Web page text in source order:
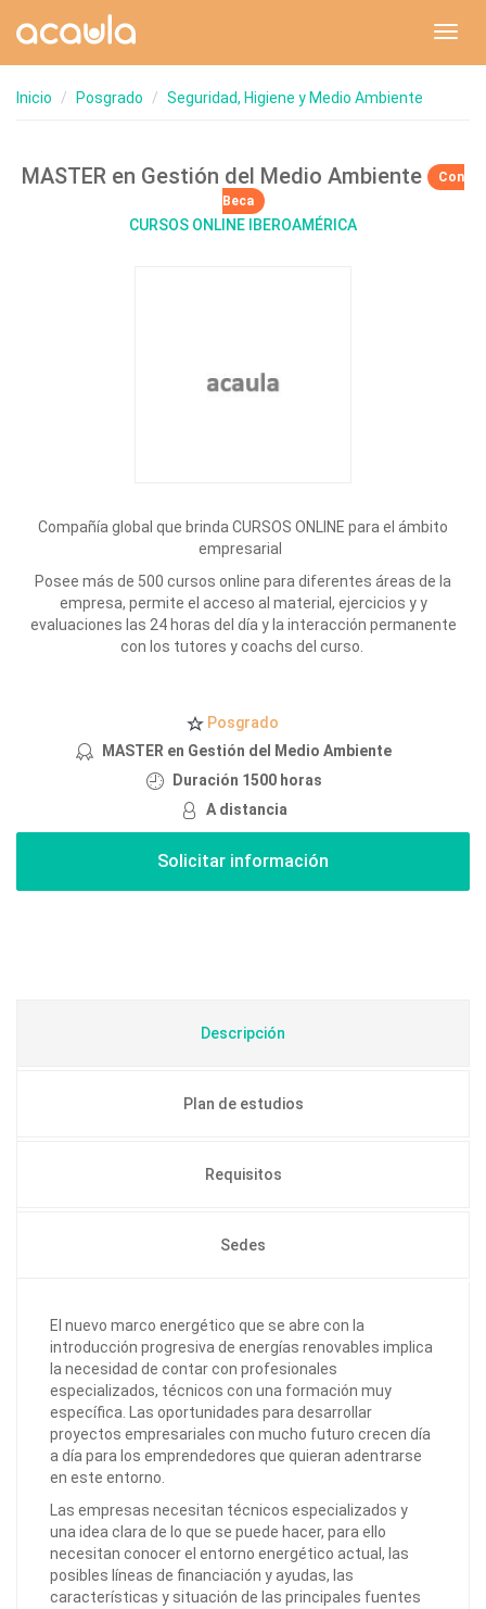
Inicio Posgrado Seguridad, Higiene y Medio Ambiente
MASTER en Gestión del Medio Ambiente
Con
Beca
CURSOS ONLINE IBEROAMÉRICA
Compañía global que brinda CURSOS ONLINE para el ámbito
empresarial
Posee más de 500 cursos online para diferentes áreas de la
empresa, permite el acceso al material, ejercicios y y
evaluaciones las 24 horas del día y la interacción permanente
con los tutores y coachs del curso.
Posgrado
MASTER en Gestión del Medio Ambiente
Duración 1500 horas
A distancia
Descripción
Plan de estudios
Requisitos
Sedes
El nuevo marco energético que se abre con la
introducción progresiva de energías renovables implica
la necesidad de contar con profesionales
especializados, técnicos con una formación muy
específica. Las oportunidades para desarrollar
proyectos empresariales con mucho futuro crecen día
a día para los emprendedores que quieran adentrarse
en este entorno.
Las empresas necesitan técnicos especializados y
una idea clara de lo que se puede hacer, para ello
necesitan conocer el entorno energético actual, las
posibles líneas de financiación y ayudas, las
características y situación de las principales fuentes